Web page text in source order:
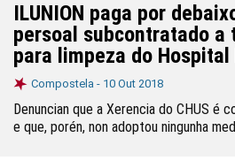
ILUNION paga por
persoal subcontratado a
para limpeza do Hospital
Compostela - 10 Out 2018
Denuncian que a Xerencia do CHUS é
e que, porén, non adoptou ningunha